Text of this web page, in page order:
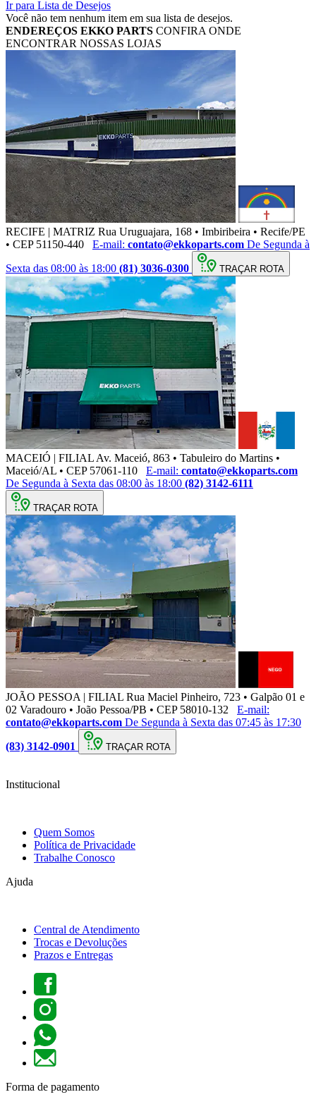
Ir para Lista de Desejos
Você não tem nenhum item em sua lista de desejos.
ENDEREÇOS EKKO PARTS CONFIRA ONDE
ENCONTRAR NOSSAS LOJAS
RECIFE | MATRIZ Rua Uruguajara, 168 • Imbiribeira • Recife/PE
• CEP 51150-440
E-mail: contato@ekkoparts.com De Segunda à
Sexta das 08:00 às 18:00 (81) 3036-0300 TRAÇAR ROTA
MACEIÓ | FILIAL Av. Maceió, 863 • Tabuleiro do Martins •
Maceió/AL • CEP 57061-110
E-mail: contato@ekkoparts.com
De Segunda à Sexta das 08:00 às 18:00 (82) 3142-6111
TRAÇAR ROTA
JOÃO PESSOA | FILIAL Rua Maciel Pinheiro, 723 • Galpão 01 e
02 Varadouro • João Pessoa/PB • CEP 58010-132
E-mail:
contato@ekkoparts.com De Segunda à Sexta das 07:45 às 17:30
(83) 3142-0901
TRAÇAR ROTA
Institucional
Quem Somos
Política de Privacidade
Trabalhe Conosco
Ajuda
Central de Atendimento
Trocas e Devoluções
Prazos e Entregas
Forma de pagamento